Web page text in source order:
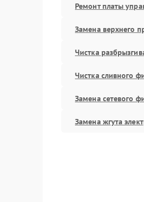
Ремонт платы
Замена верхнего
Чистка
Чистка сливного
Замена сетевого
Замена жгута